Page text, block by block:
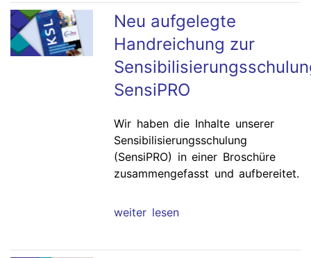
Neu aufgelegte
Handreichung zur
SensiPRO
Wir haben die Inhalte unserer
Sensibilisierungsschulung
(SensiPRO) in einer Broschüre
zusammengefasst und aufbereitet.
weiter lesen